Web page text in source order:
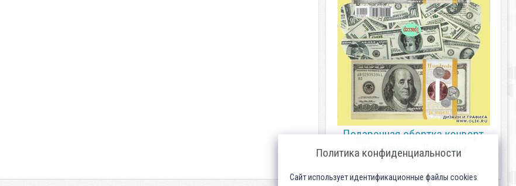
Подарочная обертка конверт
для денег – Доллары
Политика конфиденциальности
Сайт использует идентификационные файлы cookies